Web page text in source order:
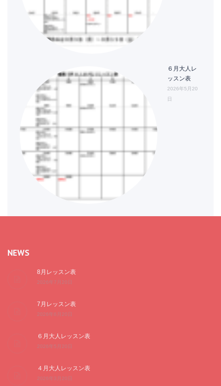
６月大人レ
ッスン表
2026年5月20
日
NEWS
8月レッスン表
2026年7月20日
7月レッスン表
2026年6月20日
６月大人レッスン表
2026年5月20日
４月大人レッスン表
2026年3月20日